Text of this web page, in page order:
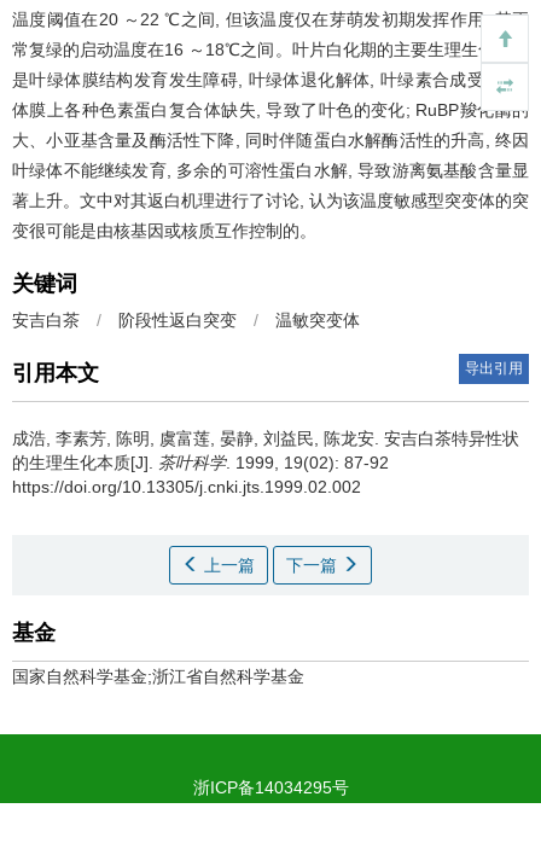
温度阈值在20 ～22 ℃之间, 但该温度仅在芽萌发初期发挥作用; 其正
常复绿的启动温度在16 ～18℃之间。叶片白化期的主要生理生化变化
是叶绿体膜结构发育发生障碍, 叶绿体退化解体, 叶绿素合成受阻, 质
体膜上各种色素蛋白复合体缺失, 导致了叶色的变化; RuBP羧化酶的
大、小亚基含量及酶活性下降, 同时伴随蛋白水解酶活性的升高, 终因
叶绿体不能继续发育, 多余的可溶性蛋白水解, 导致游离氨基酸含量显
著上升。文中对其返白机理进行了讨论, 认为该温度敏感型突变体的突
变很可能是由核基因或核质互作控制的。
关键词
安吉白茶 / 阶段性返白突变 / 温敏突变体
引用本文 导出引用
成浩, 李素芳, 陈明, 虞富莲, 晏静, 刘益民, 陈龙安. 安吉白茶特异性状
的生理生化本质[J]. 茶叶科学. 1999, 19(02): 87-92
https://doi.org/10.13305/j.cnki.jts.1999.02.002
上一篇 下一篇
基金
国家自然科学基金;浙江省自然科学基金
浙ICP备14034295号